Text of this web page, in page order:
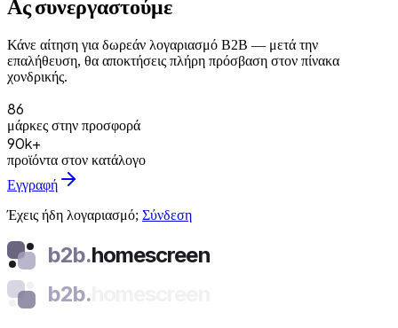
Κάνε αίτηση για δωρεάν λογαριασμό B2B — μετά την
επαλήθευση, θα αποκτήσεις πλήρη πρόσβαση στον πίνακα
χονδρικής.
86
μάρκες στην προσφορά
90k+
προϊόντα στον κατάλογο
Εγγραφή
Έχεις ήδη λογαριασμό; Σύνδεση
b2b.homescreen
b2b.